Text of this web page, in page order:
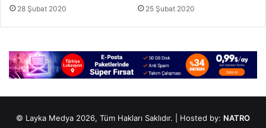
28 Şubat 2020 25 Şubat 2020
© Layka Medya 2026, Tüm Hakları Saklıdır. | Hosted by: NATRO